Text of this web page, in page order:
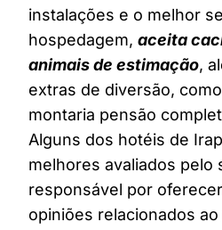
instalações e o melhor
hospedagem, aceita
animais de estimação,
extras de diversão,
montaria pensão
Alguns dos hotéis de
melhores avaliados pelo
responsável por
opiniões relacionados ao